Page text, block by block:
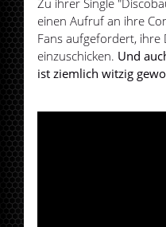
einen Aufruf an ihre
Fans aufgefordert,
einzuschicken. Und
ist ziemlich witzig